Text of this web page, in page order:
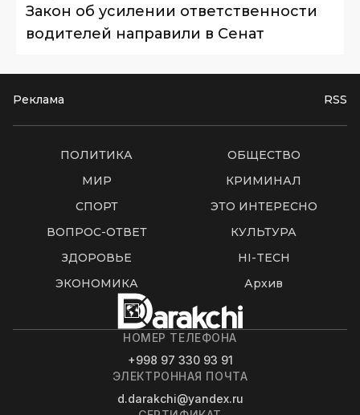
Закон об усилении ответственности
водителей направили в Сенат
Реклама RSS
ПОЛИТИКА
ОБЩЕСТВО
МИР
КРИМИНАЛ
СПОРТ
ЭТО ИНТЕРЕСНО
ВОПРОС-ОТВЕТ
КУЛЬТУРА
ЗДОРОВЬЕ
HI-TECH
ЭКОНОМИКА
Архив
НОМЕР ТЕЛЕФОНА
+998 97 330 93 91
ЭЛЕКТРОННАЯ ПОЧТА
d.darakchi@yandex.ru